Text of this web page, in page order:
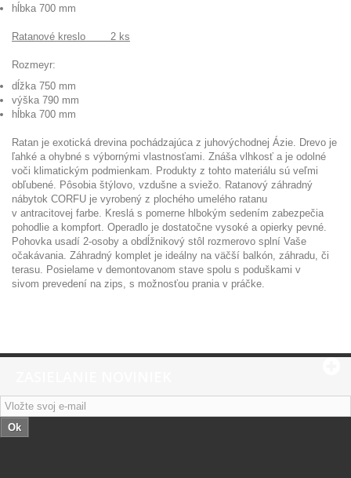
hĺbka 700 mm
Ratanové kreslo 2 ks
Rozmeyr:
dĺžka 750 mm
výška 790 mm
hĺbka 700 mm
Ratan je exotická drevina pochádzajúca z juhovýchodnej Ázie. Drevo je
ľahké a ohybné s výbornými vlastnosťami. Znáša vlhkosť a je odolné
voči klimatickým podmienkam. Produkty z tohto materiálu sú veľmi
obľubené. Pôsobia štýlovo, vzdušne a sviežo. Ratanový záhradný
nábytok CORFU je vyrobený z plochého umelého ratanu
v antracitovej farbe. Kreslá s pomerne hlbokým sedením zabezpečia
pohodlie a kompfort. Operadlo je dostatočne vysoké a opierky pevné.
Pohovka usadí 2-osoby a obdĺžnikový stôl rozmerovo splní Vaše
očakávania. Záhradný komplet je ideálny na väčší balkón, záhradu, či
terasu. Posielame v demontovanom stave spolu s poduškami v
sivom prevedení na zips, s možnosťou prania v práčke.
Ok